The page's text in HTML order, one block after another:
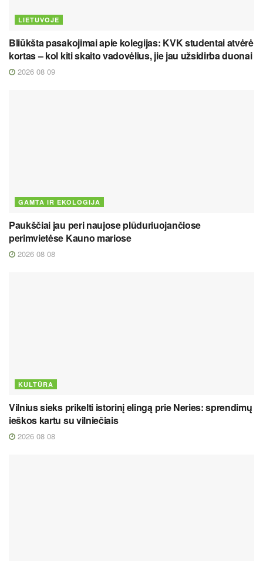
LIETUVOJE
Bliūkšta pasakojimai apie kolegijas: KVK studentai atvėrė
kortas – kol kiti skaito vadovėlius, jie jau užsidirba duonai
2026 08 09
GAMTA IR EKOLOGIJA
Paukščiai jau peri naujose plūduriuojančiose
perimvietėse Kauno mariose
2026 08 08
KULTŪRA
Vilnius sieks prikelti istorinį elingą prie Neries: sprendimų
ieškos kartu su vilniečiais
2026 08 08